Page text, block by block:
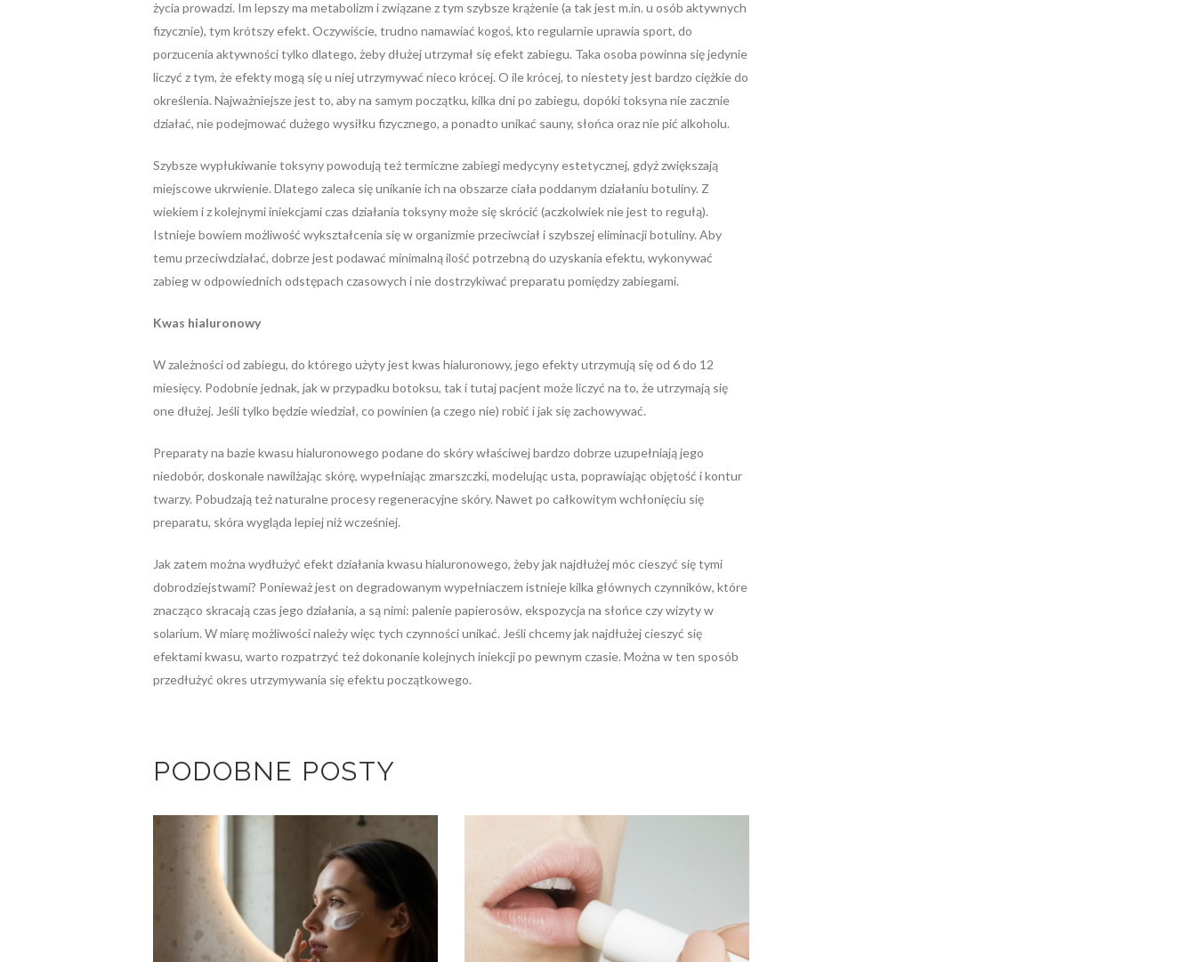
życia prowadzi. Im lepszy ma metabolizm i związane z tym szybsze krążenie (a tak jest m.in. u osób aktywnych
fizycznie), tym krótszy efekt. Oczywiście, trudno namawiać kogoś, kto regularnie uprawia sport, do
porzucenia aktywności tylko dlatego, żeby dłużej utrzymał się efekt zabiegu. Taka osoba powinna się jedynie
liczyć z tym, że efekty mogą się u niej utrzymywać nieco krócej. O ile krócej, to niestety jest bardzo ciężkie do
określenia. Najważniejsze jest to, aby na samym początku, kilka dni po zabiegu, dopóki toksyna nie zacznie
działać, nie podejmować dużego wysiłku fizycznego, a ponadto unikać sauny, słońca oraz nie pić alkoholu.
Szybsze wypłukiwanie toksyny powodują też termiczne zabiegi medycyny estetycznej, gdyż zwiększają
miejscowe ukrwienie. Dlatego zaleca się unikanie ich na obszarze ciała poddanym działaniu botuliny. Z
wiekiem i z kolejnymi iniekcjami czas działania toksyny może się skrócić (aczkolwiek nie jest to regułą).
Istnieje bowiem możliwość wykształcenia się w organizmie przeciwciał i szybszej eliminacji botuliny. Aby
temu przeciwdziałać, dobrze jest podawać minimalną ilość potrzebną do uzyskania efektu, wykonywać
zabieg w odpowiednich odstępach czasowych i nie dostrzykiwać preparatu pomiędzy zabiegami.
Kwas hialuronowy
W zależności od zabiegu, do którego użyty jest kwas hialuronowy, jego efekty utrzymują się od 6 do 12
miesięcy. Podobnie jednak, jak w przypadku botoksu, tak i tutaj pacjent może liczyć na to, że utrzymają się
one dłużej. Jeśli tylko będzie wiedział, co powinien (a czego nie) robić i jak się zachowywać.
Preparaty na bazie kwasu hialuronowego podane do skóry właściwej bardzo dobrze uzupełniają jego
niedobór, doskonale nawilżając skórę, wypełniając zmarszczki, modelując usta, poprawiając objętość i kontur
twarzy. Pobudzają też naturalne procesy regeneracyjne skóry. Nawet po całkowitym wchłonięciu się
preparatu, skóra wygląda lepiej niż wcześniej.
Jak zatem można wydłużyć efekt działania kwasu hialuronowego, żeby jak najdłużej móc cieszyć się tymi
dobrodziejstwami? Ponieważ jest on degradowanym wypełniaczem istnieje kilka głównych czynników, które
znacząco skracają czas jego działania, a są nimi: palenie papierosów, ekspozycja na słońce czy wizyty w
solarium. W miarę możliwości należy więc tych czynności unikać. Jeśli chcemy jak najdłużej cieszyć się
efektami kwasu, warto rozpatrzyć też dokonanie kolejnych iniekcji po pewnym czasie. Można w ten sposób
przedłużyć okres utrzymywania się efektu początkowego.
PODOBNE POSTY